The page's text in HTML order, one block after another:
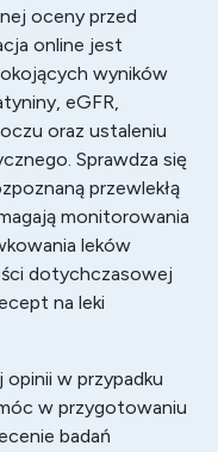
oceny przed
online jest
wyników
eGFR,
oraz ustaleniu
Sprawdza się
przewlekłą
monitorowania
leków
dotychczasowej
na leki
opinii w przypadku
w przygotowaniu
badań